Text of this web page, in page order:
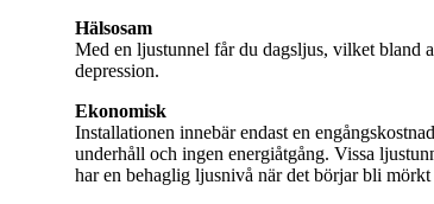
Hälsosam
Med en ljustunnel får du dagsljus, vilket bland
depression.
Ekonomisk
Installationen innebär endast en
underhåll och ingen energiåtgång. Vissa
har en behaglig ljusnivå när det börjar bli mörkt